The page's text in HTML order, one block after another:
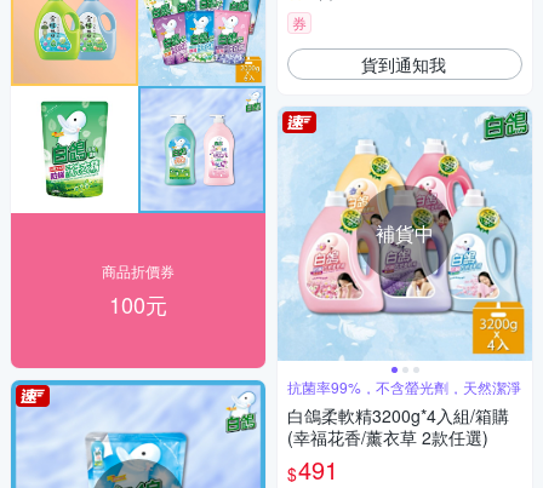
商品折價券
100元
券
貨到通知我
補貨中
抗菌率99%，不含螢光劑，天然潔淨
白鴿柔軟精3200g*4入組/箱購
(幸福花香/薰衣草 2款任選)
$491